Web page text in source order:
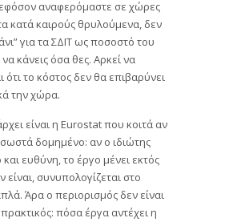
αναφερόμαστε σε χώρες
κατά καιρούς θρυλούμενα, δεν
για τα ΣΔΙΤ ως ποσοστό του
κάνεις όσα θες. Αρκεί να
ότι το κόστος δεν θα επιβαρύνει
την χώρα.
είναι η Eurostat που κοιτά αν
σωστά δομημένο: αν ο ιδιώτης
και ευθύνη, το έργο μένει εκτός
είναι, συνυπολογίζεται στο
Άρα ο περιορισμός δεν είναι
πόσα έργα αντέχει η